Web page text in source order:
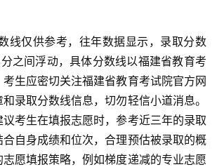
之间浮动，具体分数线以福建省教育考
生应密切关注福建省教育考试院官方网
录取分数线信息，切勿轻信小道消息。
考生在填报志愿时，参考近三年的录取
自身成绩和位次，合理预估被录取的概
愿填报策略，例如梯度递减的专业志愿